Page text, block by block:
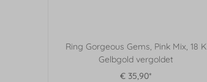
Ring Gorgeous Gems, Pink Mix, 18 K
Gelbgold vergoldet
€ 35,90*